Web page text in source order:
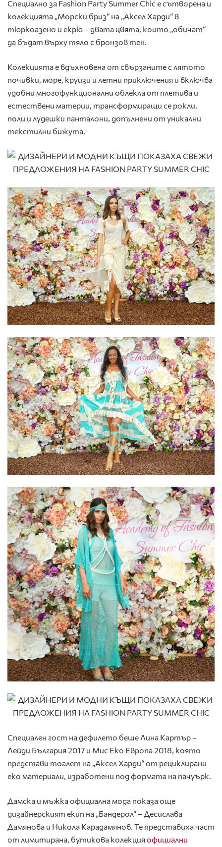
Специално за Fashion Party Summer Chic е сътворена и
колекцията „Морски бриз“ на „Аксел Харди“ в
тюркоазено и екрю – двата цвята, които „обичат“
да бъдат върху тяло с бронзов тен.
Колекцията е вдъхновена от свързаните с лятото
почивки, море, круизи и летни приключения и включва
удобни многофункционални облекла от плетива и
естествени материи, трансформиращи се рокли,
поли и лудешки панталони, допълнени от уникални
текстилни бижута.
Специален гост на дефилето беше Лина Картър –
Лейди България 2017 и Мис Еко Европа 2018, която
представи тоалет на „Аксел Харди“ от рециклирани
еко материали, изработени под формата на пачуърк.
Дамска и мъжка официална мода показа още
дизайнерският екип на „Бандерол“ – Десислава
Дамянова и Никола Карадамянов. Те представиха част
от лимитирана, бутикова колекцияофициални